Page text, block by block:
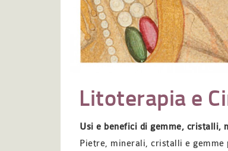
Litoterapia e
Usi e benefici di gemme, cristalli,
Pietre, minerali, cristalli e gemme